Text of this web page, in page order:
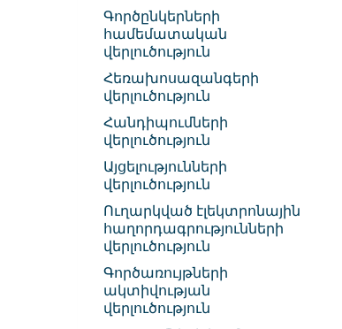
Գործընկերների
համեմատական
վերլուծություն
Հեռախոսազանգերի
վերլուծություն
Հանդիպումների
վերլուծություն
Այցելությունների
վերլուծություն
Ուղարկված էլեկտրոնային
հաղորդագրությունների
վերլուծություն
Գործառույթների
ակտիվության
վերլուծություն